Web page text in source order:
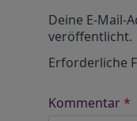
Deine E-Mail-
veröffentlicht.
Erforderliche
Kommentar*